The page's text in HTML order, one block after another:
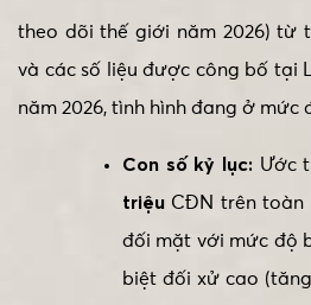
theo dõi thế giới năm 2026) từ
và các số liệu được công bố tại
năm 2026, tình hình đang ở mức
Con số kỷ lục: Ước
triệu CĐN trên toàn
đối mặt với mức độ
biệt đối xử cao